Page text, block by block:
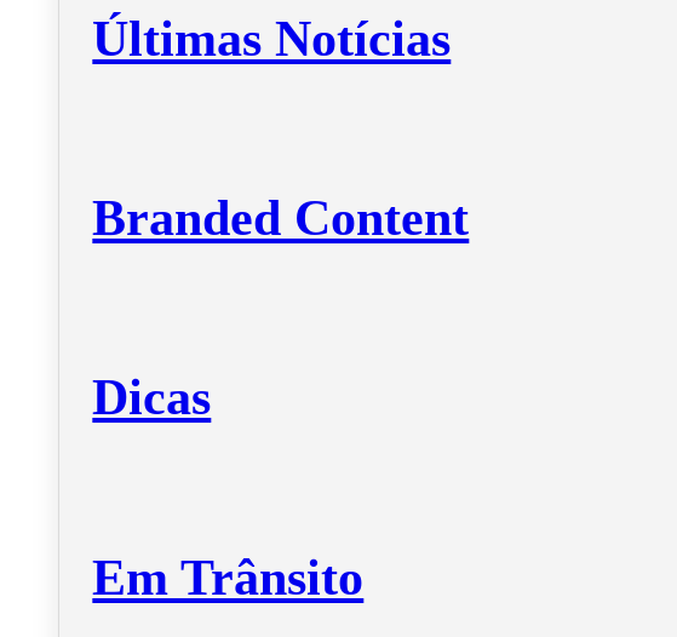
Últimas Notícias
Branded Content
Dicas
Em Trânsito